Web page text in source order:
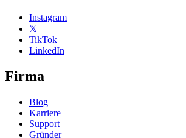
Instagram
𝕏
TikTok
LinkedIn
Firma
Blog
Karriere
Support
Gründer